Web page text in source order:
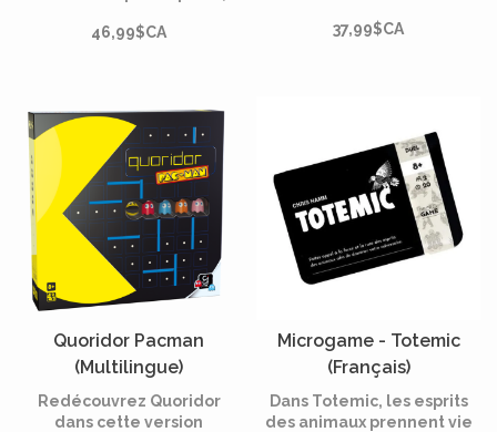
champion contre champion.
deck et vos capacités
spéciales pour l'emporter.
46,99$CA
37,99$CA
Quoridor Pacman
(Multilingue)
Redécouvrez Quoridor
dans cette version
Microgame - Totemic
(Français)
Dans Totemic, les esprits
des animaux prennent vie